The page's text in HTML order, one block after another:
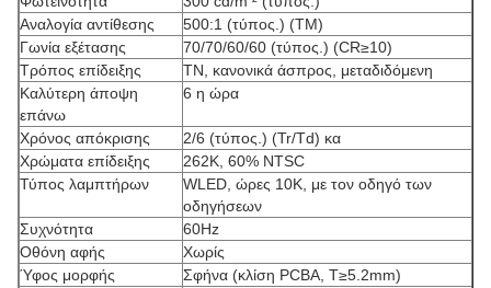
Αναλογία αντίθεσης
500:1 (τύπος.) (TM)
Γωνία εξέτασης
70/70/60/60 (τύπος.) (CR≥10)
Τρόπος επίδειξης
TN, κανονικά άσπρος, μεταδιδόμενη
Καλύτερη άποψη
επάνω
6 η ώρα
Χρόνος απόκρισης
2/6 (τύπος.) (Tr/Td) κα
Χρώματα επίδειξης
262K, 60% NTSC
Τύπος λαμπτήρων
WLED, ώρες 10K, με τον οδηγό των
οδηγήσεων
Συχνότητα
60Hz
Οθόνη αφής
Χωρίς
Ύφος μορφής
Σφήνα (κλίση PCBA, T≥5.2mm)